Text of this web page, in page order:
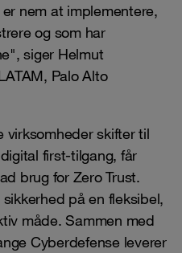
nem at implementere,
og som har
siger Helmut
Palo Alto
virksomheder skifter til
first-tilgang, får
brug for Zero Trust.
på en fleksibel,
måde. Sammen med
Cyberdefense leverer